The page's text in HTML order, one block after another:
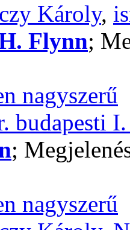
Károly,
Flynn;
nagyszerű
budapesti
;
nagyszerű